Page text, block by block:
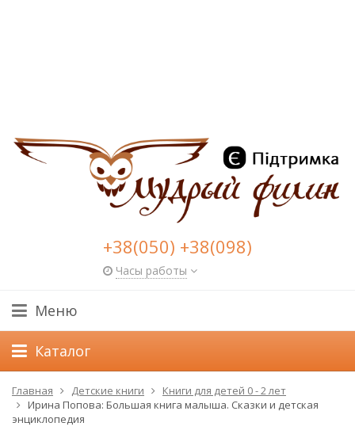
+38(050) +38(098)
Часы работы
Меню
Каталог
Главная Детские книги
Книги для детей 0 - 2 лет
Ирина Попова: Большая книга малыша. Сказки и детская
энциклопедия